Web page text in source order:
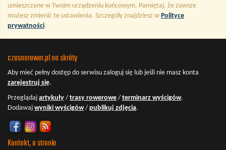
umieszczane w Twoim urządzeniu końcowym. Pamiętaj, że zawsze
możesz zmienić te ustawienia. Szczegóły znajdziesz w Polityce
prywatności.
czasnarower.pl na skróty
Aby mieć pełny dostęp do serwisu zaloguj się lub jeśli nie masz konta
zarejestruj się.
Przeglądaj artykuły / trasy rowerowe / terminarz wyścigów.
Dodawaj wyniki wyścigów/ publikuj zdjęcia.
Kontakt, o stronie